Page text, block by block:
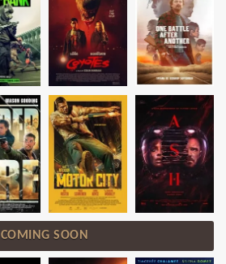
COMING SOON